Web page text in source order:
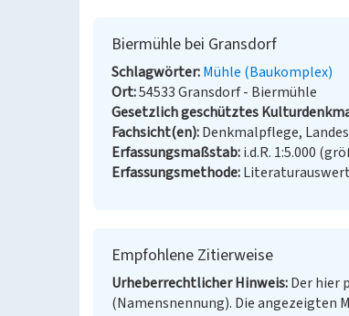
Biermühle bei Gransdorf
Schlagwörter Mühle (Baukomplex)
Ort 54533 Gransdorf - Biermühle
Gesetzlich geschütztes
Fachsicht(en) Denkmalpflege,
Erfassungsmaßstab i.d.R. 1:5.000
Erfassungsmethode
Empfohlene Zitierweise
Urheberrechtlicher Hinweis Der hier
(Namensnennung). Die angezeigten